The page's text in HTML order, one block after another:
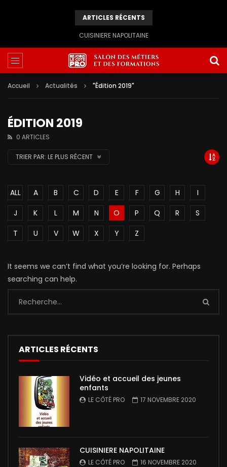
ARTICLES RÉCENTS
CUISINIERE NAPOLITAINE
Accueil Actualités "Édition 2019"
ÉDITION 2019
0 ARTICLES
TRIER PAR: LE PLUS RÉCENT
ALL A B C D E F G H
I
J
K L M N O P Q R
S
T
U V W X Y Z
It seems we can’t find what you’re looking for. Perhaps
searching can help.
ARTICLES RÉCENTS
Vidéo et accueil des jeunes
enfants
LE CÔTÉ PRO 17 NOVEMBRE 2020
CUISINIERE NAPOLITAINE
LE CÔTÉ PRO 16 NOVEMBRE 2020